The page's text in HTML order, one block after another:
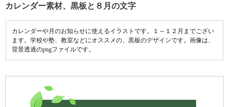
カレンダー素材、黒板と８月の文字
カレンダーや月のお知らせに使えるイラストです。１～１２月までござい
ます。学校や塾、教室などにオススメの、黒板のデザインです。画像は、
背景透過のpngファイルです。